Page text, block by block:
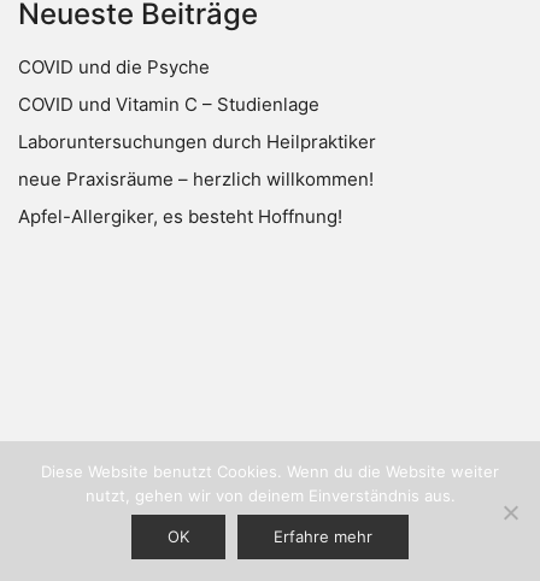
Neueste Beiträge
COVID und die Psyche
COVID und Vitamin C – Studienlage
Laboruntersuchungen durch Heilpraktiker
neue Praxisräume – herzlich willkommen!
Apfel-Allergiker, es besteht Hoffnung!
Diese Website benutzt Cookies. Wenn du die Website weiter
nutzt, gehen wir von deinem Einverständnis aus.
OK Erfahre mehr